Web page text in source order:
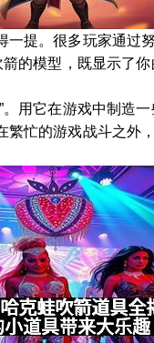
提。很多玩家通过
的模型，既显示了
用它在游戏中制造
忙的游戏战斗之外